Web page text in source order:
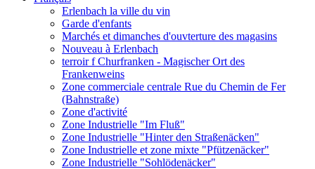
Erlenbach la ville du vin
Garde d'enfants
Marchés et dimanches d'ouvterture des magasins
Nouveau à Erlenbach
terroir f Churfranken - Magischer Ort des
Frankenweins
Zone commerciale centrale Rue du Chemin de Fer
(Bahnstraße)
Zone d'activité
Zone Industrielle "Im Fluß"
Zone Industrielle "Hinter den Straßenäcken"
Zone Industrielle et zone mixte "Pfützenäcker"
Zone Industrielle "Sohlödenäcker"